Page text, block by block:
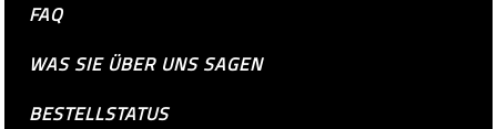
FAQ
WAS SIE ÜBER UNS SAGEN
BESTELLSTATUS